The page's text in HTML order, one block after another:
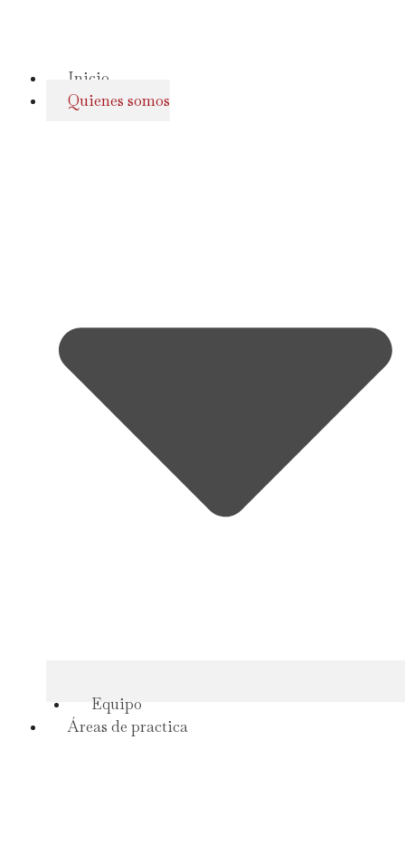
Inicio
Quienes somos
Equipo
Áreas de practica